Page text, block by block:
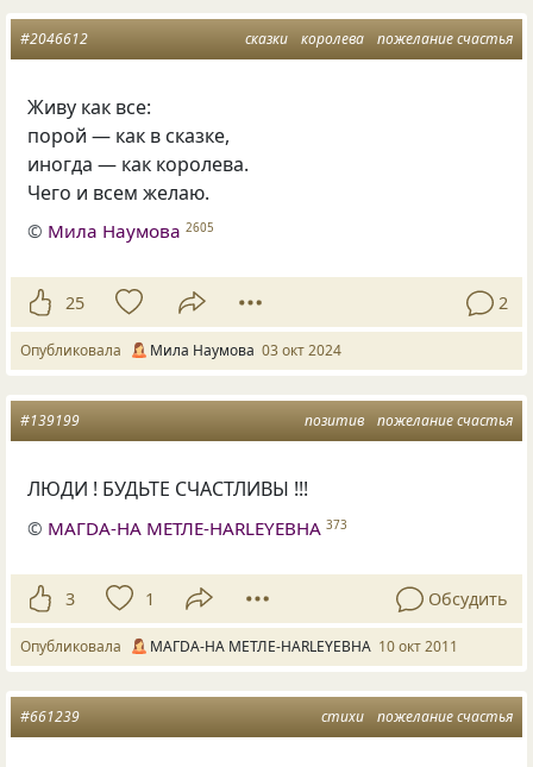
сказки королева пожелание счастья
#2046612
Живу как все:
порой — как в сказке,
иногда — как королева.
Чего и всем желаю.
© Мила Наумова 2605
25 2
Опубликовала Мила Наумова 03 окт 2024
позитив пожелание счастья
#139199
ЛЮДИ ! БУДЬТЕ СЧАСТЛИВЫ !!!
© МAГDA-НА МЕТЛЕ-HARLEYЕВНА 373
3 1 Обсудить
Опубликовала МAГDA-НА МЕТЛЕ-HARLEYЕВНА 10 окт 2011
стихи пожелание счастья
#661239